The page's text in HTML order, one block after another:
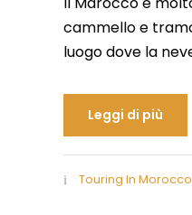
cammello e
luogo dove la
Leggi di più
Touring In Morocco